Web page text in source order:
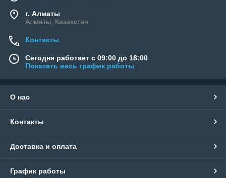
г. Алматы
Алматы, Казахстан
Контакты
Сегодня работает с 09:00 до 18:00
Показать весь график работы
О нас
Контакты
Доставка и оплата
График работы